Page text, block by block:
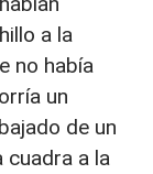
a la
no había
un
de un
cuadra a la